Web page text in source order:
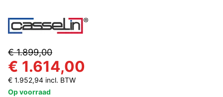
€ 1.899,00
€ 1.614,00
€ 1.952,94 incl. BTW
Op voorraad